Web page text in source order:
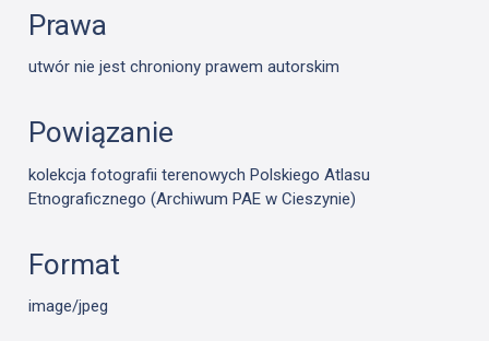
Prawa
utwór nie jest chroniony prawem autorskim
Powiązanie
kolekcja fotografii terenowych Polskiego Atlasu
Etnograficznego (Archiwum PAE w Cieszynie)
Format
image/jpeg